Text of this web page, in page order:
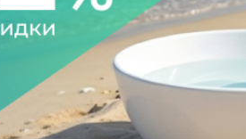
Всегда низкие цены